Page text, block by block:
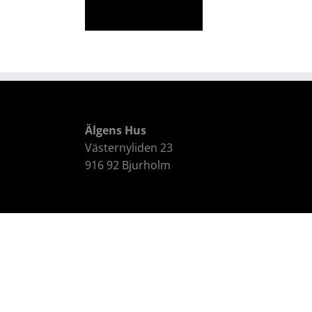
Älgens Hus
Västernyliden 23
916 92 Bjurholm